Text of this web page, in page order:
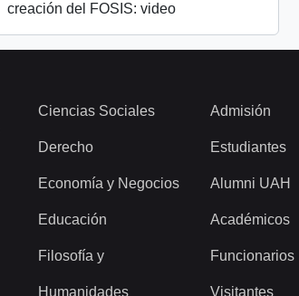
creación del FOSIS: video
Ciencias Sociales
Derecho
Economía y Negocios
Educación
Filosofía y
Humanidades
Admisión
Estudiantes
Alumni UAH
Académicos
Funcionarios
Visitantes